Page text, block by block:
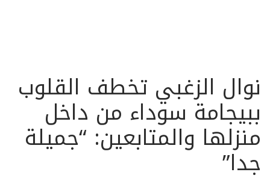
نوال الزغبي تخطف القلوب
ببيجامة سوداء من داخل
منزلها والمتابعين: “جميلة
جدا”